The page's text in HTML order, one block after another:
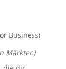
Business)
Märkten)